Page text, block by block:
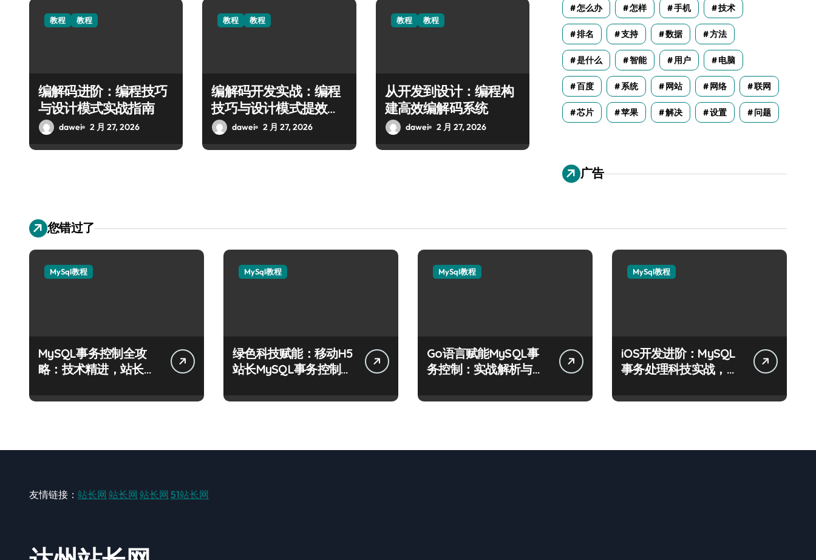
教程 教程
编解码进阶：编程技巧
与设计模式实战指南
dawei 2 月 27, 2026
教程 教程
编解码开发实战：编程
技巧与设计模式提效赋
能
dawei 2 月 27, 2026
教程 教程
从开发到设计：编程构
建高效编解码系统
dawei 2 月 27, 2026
怎么办 怎样 手机 技术
排名 支持 数据 方法
是什么 智能 用户 电脑
百度 系统 网站 网络 联网
芯片 苹果 解决 设置 问题
广告
您错过了
MySql教程
MySQL事务控制全攻
略：技术精进，站长运
MySql教程
绿色科技赋能：移动H5
站长MySQL事务控制高
MySql教程
Go语言赋能MySQL事
务控制：实战解析与科
MySql教程
iOS开发进阶：MySQL
事务处理科技实战，技
友情链接： 站长网 站长网 站长网 51站长网